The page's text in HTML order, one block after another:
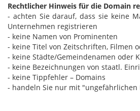
Rechtlicher Hinweis für die Domain
- achten Sie darauf, dass sie keine
Unternehmen registrieren
- keine Namen von Prominenten
- keine Titel von Zeitschriften, Filmen
- keine Städte/Gemeindenamen oder
- keine Bezeichnungen von staatl.
- keine Tippfehler – Domains
- handeln Sie nur mit "ungefährlichen